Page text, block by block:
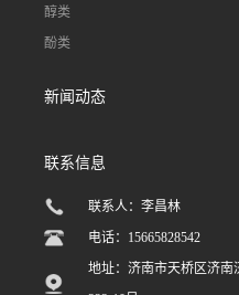
醇类
酚类
新闻动态
联系信息
联系人：李昌林
电话：15665828542
地址：济南市天桥区济